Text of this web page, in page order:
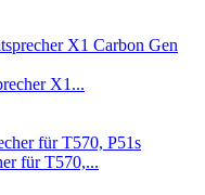
X1...
für T570,...